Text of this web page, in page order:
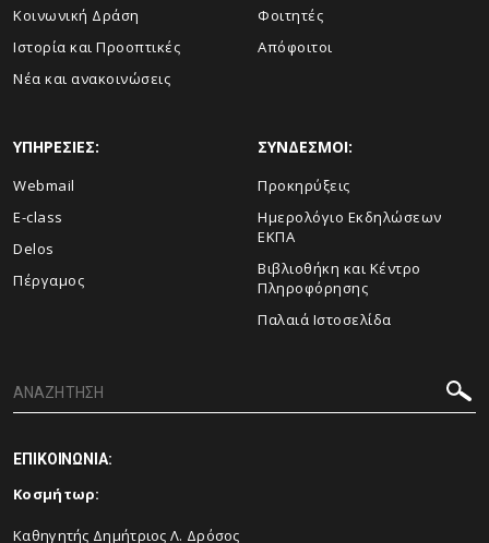
Κοινωνική Δράση
Ιστορία και Προοπτικές
Νέα και ανακοινώσεις
Φοιτητές
Απόφοιτοι
ΥΠΗΡΕΣΙΕΣ:
Webmail
E-class
Delos
Πέργαμος
ΣΥΝΔΕΣΜΟΙ:
Προκηρύξεις
Ημερολόγιο Εκδηλώσεων
ΕΚΠΑ
Βιβλιοθήκη και Κέντρο
Πληροφόρησης
Παλαιά Ιστοσελίδα
ΕΠΙΚΟΙΝΩΝΙΑ:
Κοσμήτωρ:
Καθηγητής Δημήτριος Λ. Δρόσος